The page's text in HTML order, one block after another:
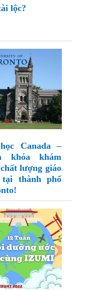
lộc?
Canada –
khóa khám
lượng giáo
tại thành phố